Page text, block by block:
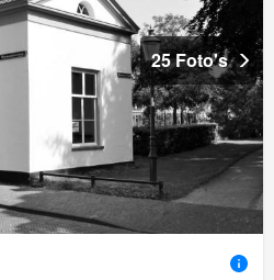
25 Foto's